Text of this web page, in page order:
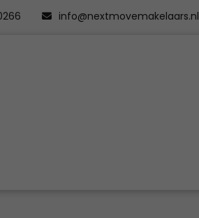
info@nextmovemakelaars.nl